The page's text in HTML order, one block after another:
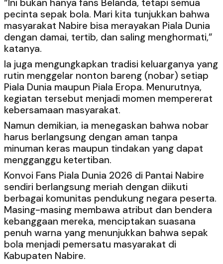
“Ini bukan hanya fans Belanda, tetapi semua
pecinta sepak bola. Mari kita tunjukkan bahwa
masyarakat Nabire bisa merayakan Piala Dunia
dengan damai, tertib, dan saling menghormati,”
katanya.
Ia juga mengungkapkan tradisi keluarganya yang
rutin menggelar nonton bareng (nobar) setiap
Piala Dunia maupun Piala Eropa. Menurutnya,
kegiatan tersebut menjadi momen mempererat
kebersamaan masyarakat.
Namun demikian, ia menegaskan bahwa nobar
harus berlangsung dengan aman tanpa
minuman keras maupun tindakan yang dapat
mengganggu ketertiban.
Konvoi Fans Piala Dunia 2026 di Pantai Nabire
sendiri berlangsung meriah dengan diikuti
berbagai komunitas pendukung negara peserta.
Masing-masing membawa atribut dan bendera
kebanggaan mereka, menciptakan suasana
penuh warna yang menunjukkan bahwa sepak
bola menjadi pemersatu masyarakat di
Kabupaten Nabire.